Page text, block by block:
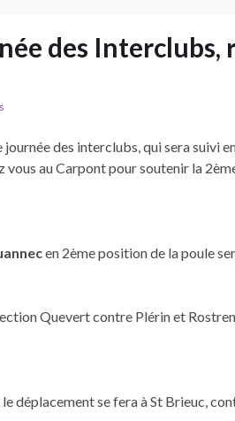
des Interclubs,
des interclubs, qui sera suivi
vous au Carpont pour soutenir la
en 2ème position de la poule
Quevert contre Plérin et
déplacement se fera à St Brieuc,